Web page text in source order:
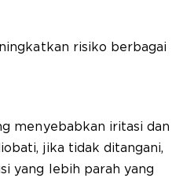
risiko berbagai
menyebabkan iritasi dan
jika tidak ditangani,
yang lebih parah yang